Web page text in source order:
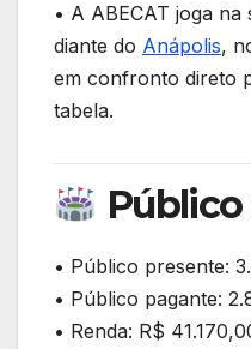
• A ABECAT joga
diante do Anápolis,
em confronto direto
tabela.
• Público presente:
• Público pagante:
• Renda: R$